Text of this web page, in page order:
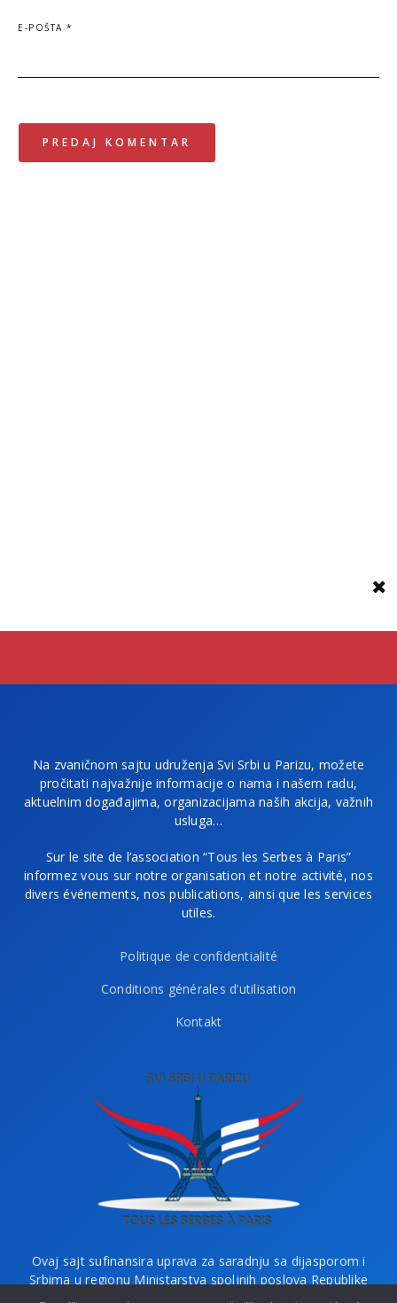
E-POŠTA *
Na zvaničnom sajtu udruženja Svi Srbi u Parizu, možete
pročitati najvažnije informacije o nama i našem radu,
aktuelnim događajima, organizacijama naših akcija, važnih
usluga…
Sur le site de l’association “Tous les Serbes à Paris”
informez vous sur notre organisation et notre activité, nos
divers événements, nos publications, ainsi que les services
utiles.
Politique de confidentialité
Conditions générales d’utilisation
Kontakt
Ovaj sajt sufinansira uprava za saradnju sa dijasporom i
Srbima u regionu Ministarstva spoljnih poslova Republike
Srbije i Ministarstvo bez portfelja zaduženo za dijasporu.